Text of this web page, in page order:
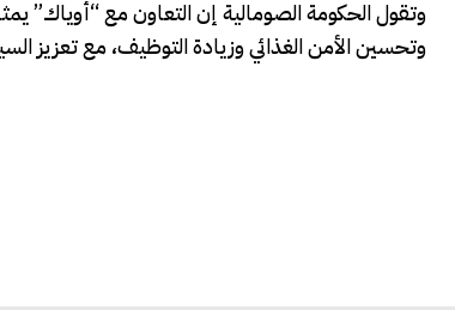
وتقول الحكومة الصومالية إن التعاون مع “أوياك”
وتحسين الأمن الغذائي وزيادة التوظيف، مع تعزيز